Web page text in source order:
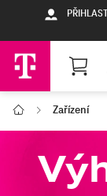
T-Mobile Zařízení